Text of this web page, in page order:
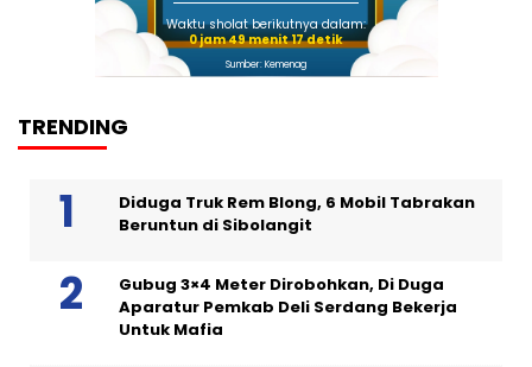
Waktu sholat berikutnya dalam:
0 jam 49 menit 16 detik
Sumber: Kemenag
TRENDING
Diduga Truk Rem Blong, 6 Mobil Tabrakan
Beruntun di Sibolangit
Gubug 3×4 Meter Dirobohkan, Di Duga
Aparatur Pemkab Deli Serdang Bekerja
Untuk Mafia